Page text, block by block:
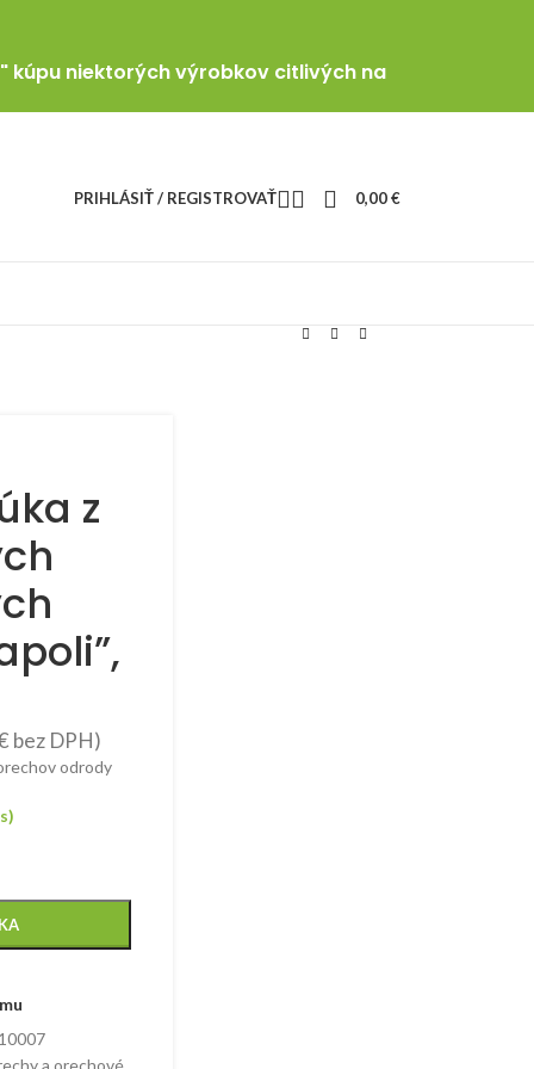
kúpu niektorých výrobkov citlivých na
PRIHLÁSIŤ / REGISTROVAŤ 0,00€
z
bez DPH)
odrody
a orechové